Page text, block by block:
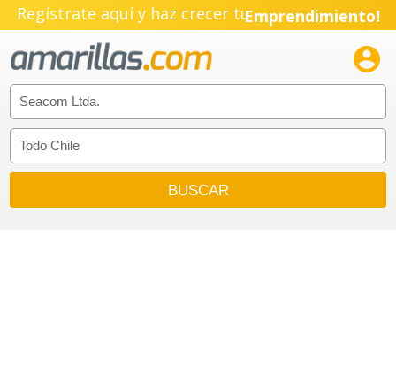
Regístrate aquí y haz crecer tuEmprendimiento!
